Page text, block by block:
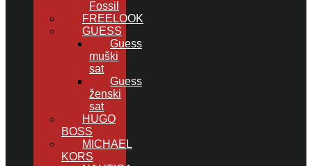
Fossil
FREELOOK
GUESS
Guess
muški
sat
Guess
ženski
sat
HUGO
BOSS
MICHAEL
KORS